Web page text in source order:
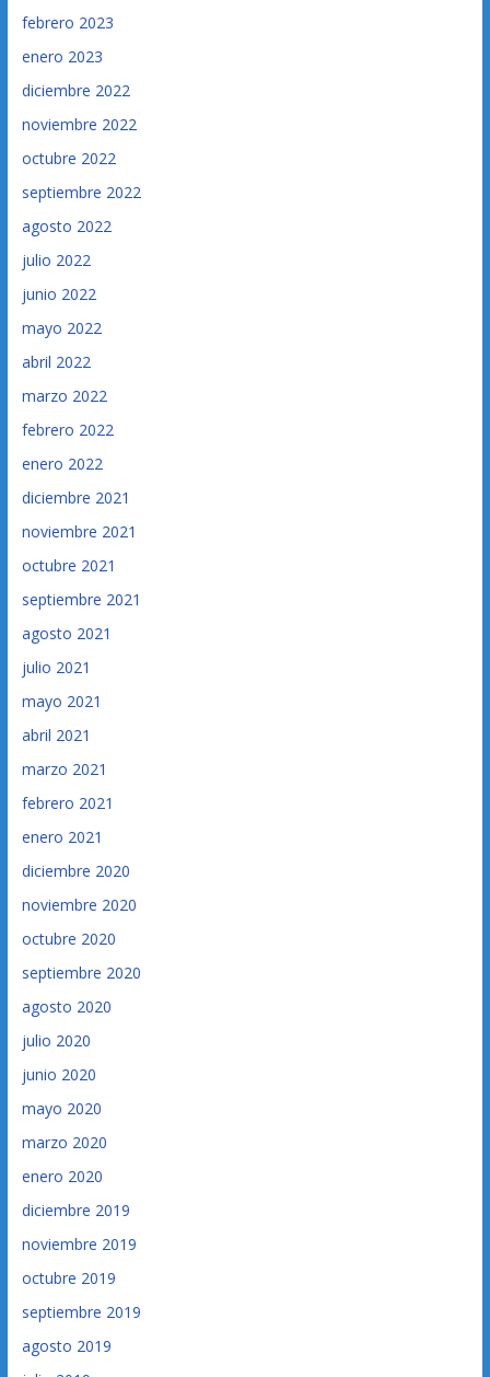
febrero 2023
enero 2023
diciembre 2022
noviembre 2022
octubre 2022
septiembre 2022
agosto 2022
julio 2022
junio 2022
mayo 2022
abril 2022
marzo 2022
febrero 2022
enero 2022
diciembre 2021
noviembre 2021
octubre 2021
septiembre 2021
agosto 2021
julio 2021
mayo 2021
abril 2021
marzo 2021
febrero 2021
enero 2021
diciembre 2020
noviembre 2020
octubre 2020
septiembre 2020
agosto 2020
julio 2020
junio 2020
mayo 2020
marzo 2020
enero 2020
diciembre 2019
noviembre 2019
octubre 2019
septiembre 2019
agosto 2019